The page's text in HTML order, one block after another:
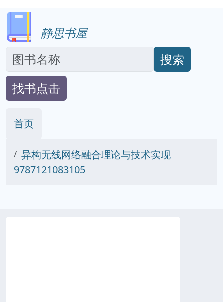
静思书屋
搜索
找书点击
首页
异构无线网络融合理论与技术实现
9787121083105